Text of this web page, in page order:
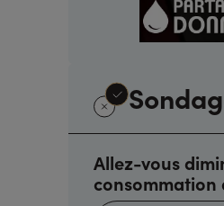
Allez-vous
consommation